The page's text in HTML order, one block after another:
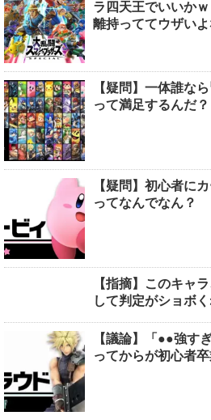
ラ四天王でいいか
離持っててウザい
【疑問】一体誰な
って満足するんだ？
【疑問】初心者に
ってなんでなん？
【指摘】このキャ
して判定がショボく
【議論】「●●強す
ってからが初心者